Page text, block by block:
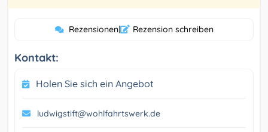
Rezensionen| Rezension schreiben
Kontakt:
Holen Sie sich ein Angebot
ludwigstift@wohlfahrtswerk.de